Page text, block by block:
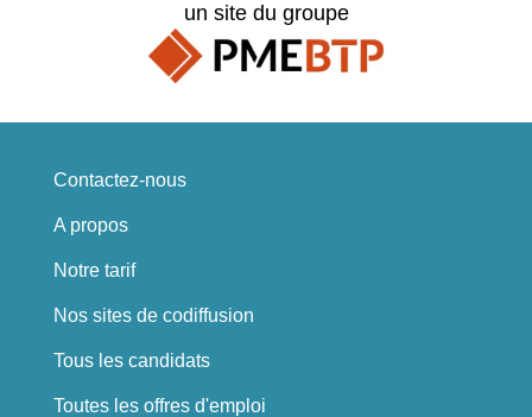
un site du groupe
Contactez-nous
A propos
Notre tarif
Nos sites de codiffusion
Tous les candidats
Toutes les offres d'emploi